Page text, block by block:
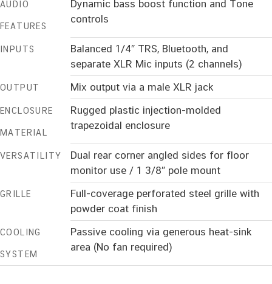
AUDIO
FEATURES
Dynamic bass boost function and Tone
controls
INPUTS
Balanced 1/4″ TRS, Bluetooth, and
separate XLR Mic inputs (2 channels)
OUTPUT Mix output via a male XLR jack
ENCLOSURE
MATERIAL
Rugged plastic injection-molded
trapezoidal enclosure
VERSATILITY
Dual rear corner angled sides for floor
monitor use / 1 3/8″ pole mount
GRILLE
Full-coverage perforated steel grille with
powder coat finish
COOLING
SYSTEM
Passive cooling via generous heat-sink
area (No fan required)